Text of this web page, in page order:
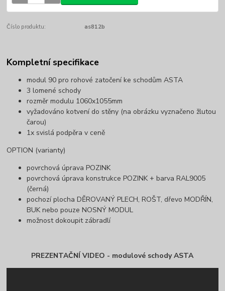
Číslo produktu: as812b
Kompletní specifikace
modul 90 pro rohové zatočení ke schodům ASTA
3 lomené schody
rozměr modulu 1060x1055mm
vyžadováno kotvení do stěny (na obrázku vyznačeno žlutou
čarou)
1x svislá podpěra v ceně
OPTION (varianty)
povrchová úprava POZINK
povrchová úprava konstrukce POZINK + barva RAL9005
(černá)
pochozí plocha DĚROVANÝ PLECH, ROŠT, dřevo MODŘÍN,
BUK nebo pouze NOSNÝ MODUL
možnost dokoupit zábradlí
PREZENTAČNÍ VIDEO - modulové schody ASTA